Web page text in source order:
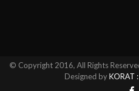
© Copyright 2016, All Rights
Designed byKORAT